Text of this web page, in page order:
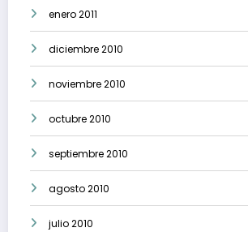
enero 2011
diciembre 2010
noviembre 2010
octubre 2010
septiembre 2010
agosto 2010
julio 2010